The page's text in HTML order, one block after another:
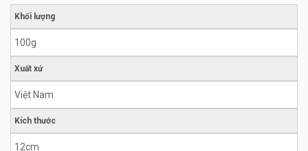
Khối lượng
100g
Xuất xứ
Việt Nam
Kích thước
12cm